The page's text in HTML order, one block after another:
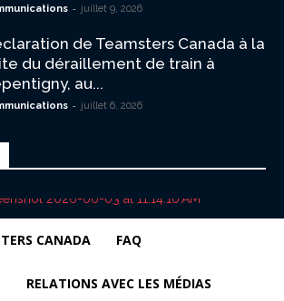
- juillet 9, 2026
de Teamsters Canada à la
du déraillement de train à
au...
- juillet 6, 2026
CANADA FAQ
RELATIONS AVEC LES MÉDIAS